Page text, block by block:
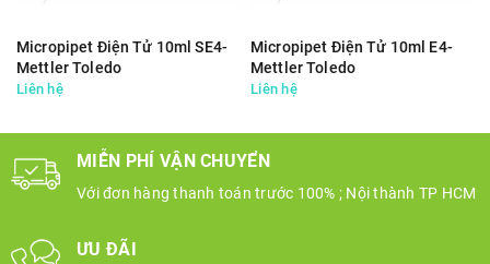
Micropipet Điện Tử 10ml SE4-
Mettler Toledo
Liên hệ
Micropipet Điện Tử 10ml E4-
Mettler Toledo
Liên hệ
MIỄN PHÍ VẬN CHUYỂN
Với đơn hàng thanh toán trước 100% ; Nội thành TP HCM
ƯU ĐÃI